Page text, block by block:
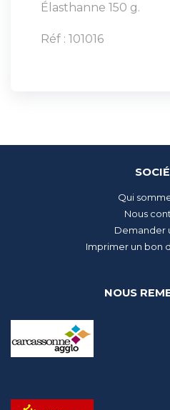
Élasthanne 150 g.
Réf : 101016
Qui
Nous
Demander
Imprimer un bon
NOUS